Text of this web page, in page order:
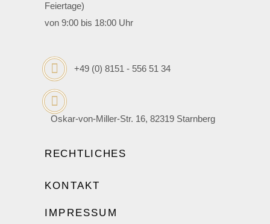
Feiertage)
von 9:00 bis 18:00 Uhr
+49 (0) 8151 - 556 51 34
Oskar-von-Miller-Str. 16, 82319 Starnberg
RECHTLICHES
KONTAKT
IMPRESSUM